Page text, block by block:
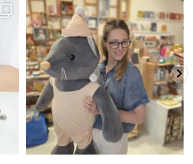
כשפתחתי את החנות חלמתי ליצור מקום שהייתי
שמחה
39 16